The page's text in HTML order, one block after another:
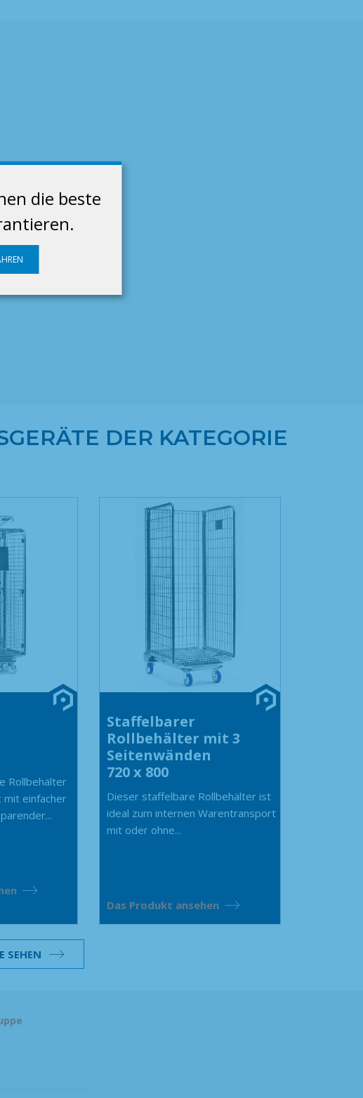
die beste
DER KATEGORIE
Rollbehälter
mit einfacher
Staffelbarer
Rollbehälter mit 3
Seitenwänden
720 x 800
Dieser staffelbare Rollbehälter ist
ideal zum internen Warentransport
mit oder ohne...
Das Produkt ansehen
SEHEN